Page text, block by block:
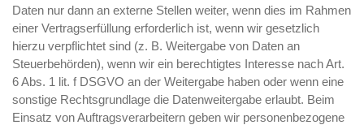
Daten nur dann an externe Stellen weiter, wenn dies im Rahmen
einer Vertragserfüllung erforderlich ist, wenn wir gesetzlich
hierzu verpflichtet sind (z. B. Weitergabe von Daten an
Steuerbehörden), wenn wir ein berechtigtes Interesse nach Art.
6 Abs. 1 lit. f DSGVO an der Weitergabe haben oder wenn eine
sonstige Rechtsgrundlage die Datenweitergabe erlaubt. Beim
Einsatz von Auftragsverarbeitern geben wir personenbezogene